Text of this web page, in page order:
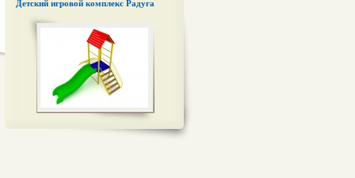
Детский игровой комплекс Радуга